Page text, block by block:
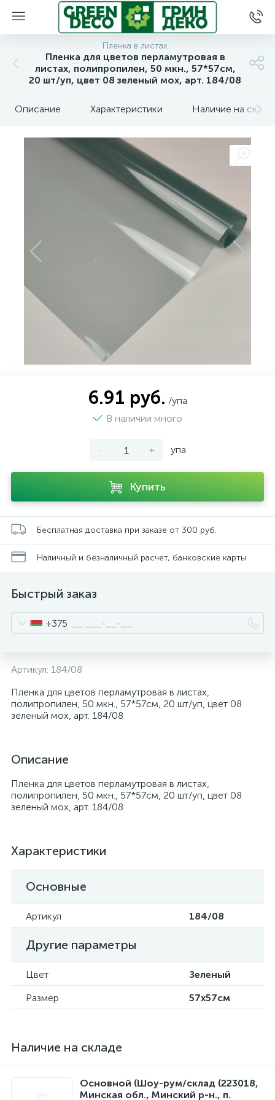
Пленка в листах
Пленка для цветов перламутровая в
листах, полипропилен, 50 мкн., 57*57см,
20 шт/уп, цвет 08 зеленый мох, арт. 184/08
Описание Характеристики Наличие на
6.91 руб. /упа
В наличии много
- + упа
Купить
Бесплатная доставка при заказе от 300 руб.
Наличный и безналичный расчет, банковские карты
Быстрый заказ
+375
Артикул: 184/08
Пленка для цветов перламутровая в листах,
полипропилен, 50 мкн., 57*57см, 20 шт/уп, цвет 08
зеленый мох, арт. 184/08
Описание
Пленка для цветов перламутровая в листах,
полипропилен, 50 мкн., 57*57см, 20 шт/уп, цвет 08
зеленый мох, арт. 184/08
Характеристики
Основные
Артикул 184/08
Другие параметры
Цвет
Зеленый
Размер
57x57см
Наличие на складе
Основной (Шоу-рум/склад (223018,
Минская обл., Минский р-н., п.